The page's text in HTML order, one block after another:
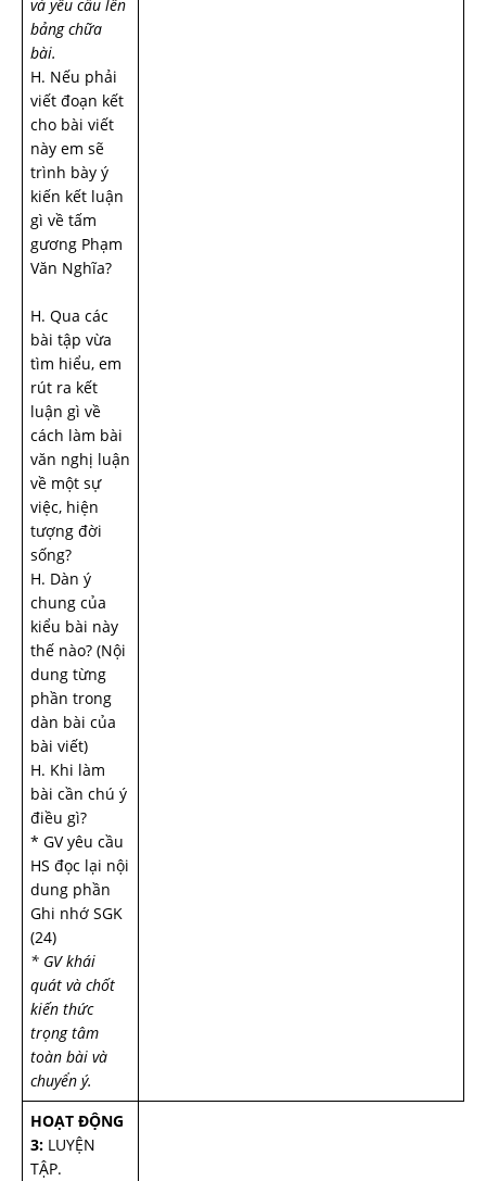
và yêu cầu lên
bảng chữa
bài.
H. Nếu phải
viết đoạn kết
cho bài viết
này em sẽ
trình bày ý
kiến kết luận
gì về tấm
gương Phạm
Văn Nghĩa?
H. Qua các
bài tập vừa
tìm hiểu, em
rút ra kết
luận gì về
cách làm bài
văn nghị luận
về một sự
việc, hiện
tượng đời
sống?
H. Dàn ý
chung của
kiểu bài này
thế nào? (Nội
dung từng
phần trong
dàn bài của
bài viết)
H. Khi làm
bài cần chú ý
điều gì?
* GV yêu cầu
HS đọc lại nội
dung phần
Ghi nhớ SGK
(24)
* GV khái
quát và chốt
kiến thức
trọng tâm
toàn bài và
chuyển ý.
HOẠT ĐỘNG
3: LUYỆN
TẬP.